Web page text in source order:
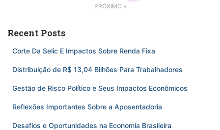
PRÓXIMO
Recent Posts
Corte Da Selic E Impactos Sobre Renda Fixa
Distribuição de R$ 13,04 Bilhões Para Trabalhadores
Gestão de Risco Político e Seus Impactos Econômicos
Reflexões Importantes Sobre a Aposentadoria
Desafios e Oportunidades na Economia Brasileira